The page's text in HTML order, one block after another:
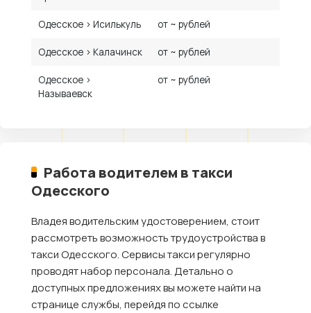
Одесское › Исилькуль от ~ рублей
Одесское › Калачинск от ~ рублей
Одесское ›
Называевск
от ~ рублей
Работа водителем в такси
Одесского
Владея водительским удостоверением, стоит
рассмотреть возможность трудоустройства в
такси Одесского. Сервисы такси регулярно
проводят набор персонала. Детально о
доступных предложениях вы можете найти на
странице службы, перейдя по ссылке